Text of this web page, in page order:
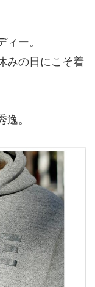
ー。
みの日にこそ着
。